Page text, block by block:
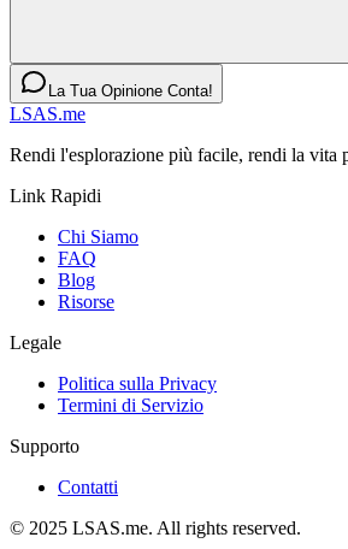
La Tua Opinione Conta!
LSAS.me
Rendi l'esplorazione più facile, rendi la vita
Link Rapidi
Chi Siamo
FAQ
Blog
Risorse
Legale
Politica sulla Privacy
Termini di Servizio
Supporto
Contatti
© 2025 LSAS.me. All rights reserved.